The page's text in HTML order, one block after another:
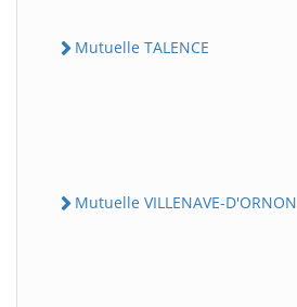
Mutuelle TALENCE
Mutuelle VILLENAVE-D'ORNON